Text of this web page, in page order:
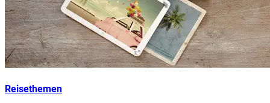
Reisethemen